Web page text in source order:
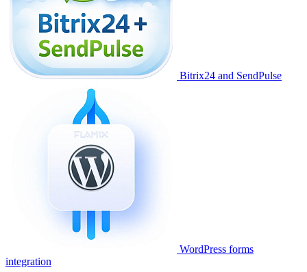
Bitrix24 and SendPulse
WordPress forms
integration